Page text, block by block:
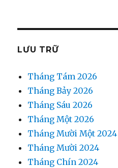
LƯU TRỮ
Tháng Tám 2026
Tháng Bảy 2026
Tháng Sáu 2026
Tháng Một 2026
Tháng Mười Một 2024
Tháng Mười 2024
Tháng Chín 2024